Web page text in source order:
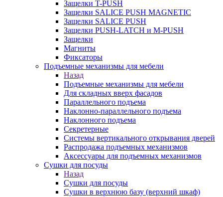
Защелки T-PUSH
Защелки SALICE PUSH MAGNETIC
Защелки SALICE PUSH
Защелки PUSH-LATCH и M-PUSH
Защелки
Магниты
Фиксаторы
Подъемные механизмы для мебели
Назад
Подъемные механизмы для мебели
Для складных вверх фасадов
Параллельного подъема
Наклонно-параллельного подъема
Наклонного подъема
Секретерные
Системы вертикального открывания дверей
Распродажа подъемных механизмов
Аксессуары для подъемных механизмов
Сушки для посуды
Назад
Сушки для посуды
Сушки в верхнюю базу (верхний шкаф)